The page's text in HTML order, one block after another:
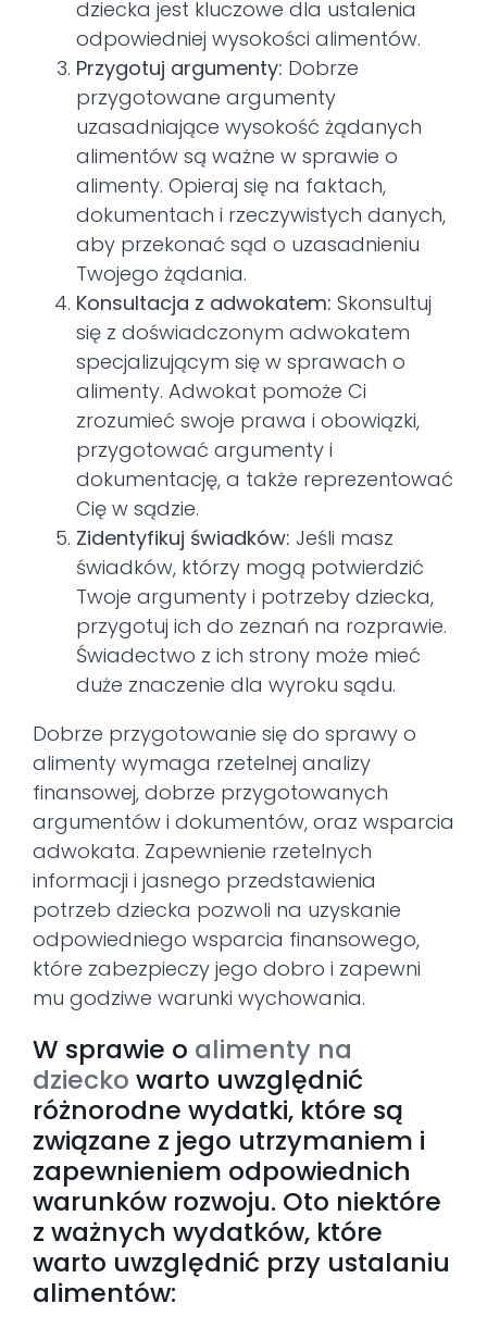
dziecka jest kluczowe dla ustalenia
odpowiedniej wysokości alimentów.
Przygotuj argumenty: Dobrze
przygotowane argumenty
uzasadniające wysokość żądanych
alimentów są ważne w sprawie o
alimenty. Opieraj się na faktach,
dokumentach i rzeczywistych danych,
aby przekonać sąd o uzasadnieniu
Twojego żądania.
Konsultacja z adwokatem: Skonsultuj
się z doświadczonym adwokatem
specjalizującym się w sprawach o
alimenty. Adwokat pomoże Ci
zrozumieć swoje prawa i obowiązki,
przygotować argumenty i
dokumentację, a także reprezentować
Cię w sądzie.
Zidentyfikuj świadków: Jeśli masz
świadków, którzy mogą potwierdzić
Twoje argumenty i potrzeby dziecka,
przygotuj ich do zeznań na rozprawie.
Świadectwo z ich strony może mieć
duże znaczenie dla wyroku sądu.
Dobrze przygotowanie się do sprawy o
alimenty wymaga rzetelnej analizy
finansowej, dobrze przygotowanych
argumentów i dokumentów, oraz wsparcia
adwokata. Zapewnienie rzetelnych
informacji i jasnego przedstawienia
potrzeb dziecka pozwoli na uzyskanie
odpowiedniego wsparcia finansowego,
które zabezpieczy jego dobro i zapewni
mu godziwe warunki wychowania.
W sprawie o alimenty na
dziecko warto uwzględnić
różnorodne wydatki, które są
związane z jego utrzymaniem i
zapewnieniem odpowiednich
warunków rozwoju. Oto niektóre
z ważnych wydatków, które
warto uwzględnić przy ustalaniu
alimentów: